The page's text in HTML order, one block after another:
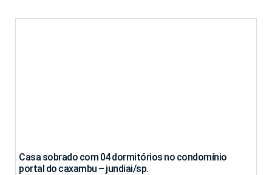
Casa sobrado com 04 dormitórios no condomínio
portal do caxambu – jundiai/sp.